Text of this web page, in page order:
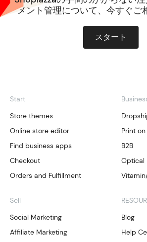
メント管理について、今すぐご
スタート
Start
Store themes
Online store editor
Find business apps
Checkout
Orders and Fulfillment
Sell
Social Marketing
Affiliate Marketing
Print
B2B
Optical
Blog
Help